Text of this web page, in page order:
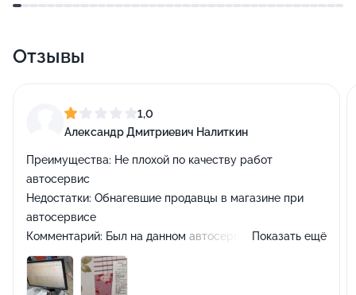
Отзывы
1,0
Александр Дмитриевич Налиткин
Преимущества: Не плохой по качеству работ
автосервис
Недостатки: Обнагевшие продавцы в магазине при
автосервисе
Комментарий: Был на данном автосервисе 27.05.2024
года, приехал от неизбежности по прочине
повреждения заднего левого ступичного подшипника и
Показать ещё